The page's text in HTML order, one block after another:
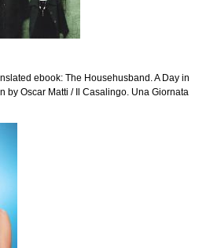
ebook: The Househusband. A Day in
by Oscar Matti / Il Casalingo. Una Giornata